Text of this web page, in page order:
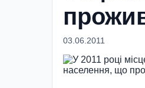
03.06.2011